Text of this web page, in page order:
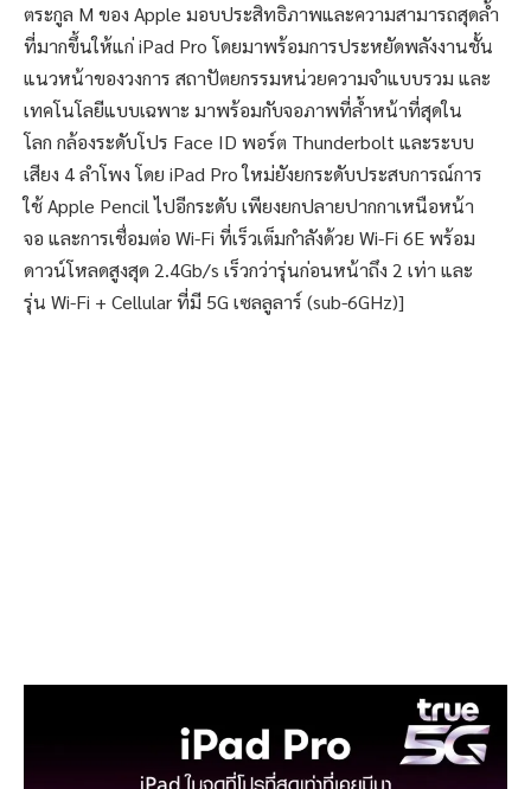
ตระกูล M ของ Apple มอบประสิทธิภาพและความสามารถสุดล้ำ
ที่มากขึ้นให้แก่ iPad Pro โดยมาพร้อมการประหยัดพลังงานชั้น
แนวหน้าของวงการ สถาปัตยกรรมหน่วยความจำแบบรวม และ
เทคโนโลยีแบบเฉพาะ มาพร้อมกับจอภาพที่ล้ำหน้าที่สุดใน
โลก กล้องระดับโปร Face ID พอร์ต Thunderbolt และระบบ
เสียง 4 ลำโพง โดย iPad Pro ใหม่ยังยกระดับประสบการณ์การ
ใช้ Apple Pencil ไปอีกระดับ เพียงยกปลายปากกาเหนือหน้า
จอ และการเชื่อมต่อ Wi-Fi ที่เร็วเต็มกำลังด้วย Wi-Fi 6E พร้อม
ดาวน์โหลดสูงสุด 2.4Gb/s เร็วกว่ารุ่นก่อนหน้าถึง 2 เท่า และ
รุ่น Wi-Fi + Cellular ที่มี 5G เซลลูลาร์ (sub-6GHz)]